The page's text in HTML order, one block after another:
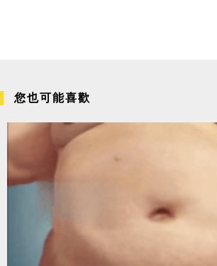
您也可能喜歡